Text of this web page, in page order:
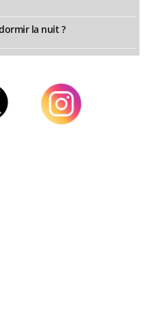
la nuit ?